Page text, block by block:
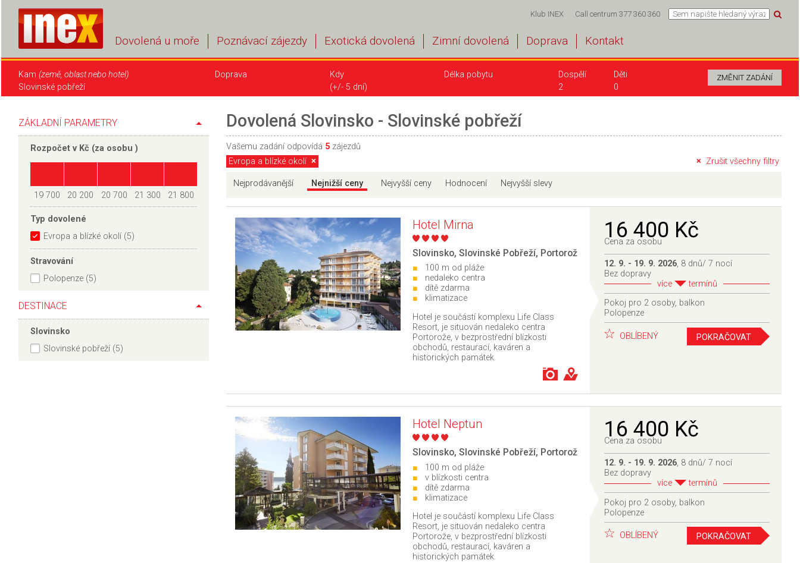
Klub INEX Call centrum 377 360 360
Dovolená u moře Poznávací zájezdy Exotická dovolená Zimní dovolená Doprava Kontakt
Kam (země, oblast nebo hotel)
Slovinské pobřeží
Doprava
Kdy
(+/- 5 dní)
Délka pobytu
Dospělí
2
Děti
0
ZÁKLADNÍ PARAMETRY
Rozpočet v Kč (za osobu )
19 700 20 200 20 700 21 300 21 800
Typ dovolené
Evropa a blízké okolí (5)
Stravování
Polopenze (5)
DESTINACE
Slovinsko
Slovinské pobřeží (5)
Dovolená Slovinsko - Slovinské pobřeží
Vašemu zadání odpovídá 5 zájezdů
Zrušit všechny filtry
Evropa a blízké okolí
Nejprodávanější Nejnižší ceny Nejvyšší ceny Hodnocení Nejvyšší slevy
Hotel Mirna
Slovinsko,Slovinské Pobřeží, Portorož
100 m od pláže
nedaleko centra
dítě zdarma
klimatizace
Hotel je součástí komplexu Life Class
Resort, je situován nedaleko centra
Portorože, v bezprostřední blízkosti
obchodů, restaurací, kaváren a
historických památek.
16 400 Kč
Cena za osobu
12. 9. - 19. 9. 2026, 8 dnů/ 7 nocí
Bez dopravy
více
termínů
Pokoj pro 2 osoby, balkon
Polopenze
OBLÍBENÝ POKRAČOVAT
Hotel Neptun
Slovinsko,Slovinské Pobřeží, Portorož
100 m od pláže
v blízkosti centra
dítě zdarma
klimatizace
Hotel je součástí komplexu Life Class
Resort, je situován nedaleko centra
Portorože, v bezprostřední blízkosti
obchodů, restaurací, kaváren a
historických památek.
16 400 Kč
Cena za osobu
12. 9. - 19. 9. 2026, 8 dnů/ 7 nocí
Bez dopravy
více
termínů
Pokoj pro 2 osoby, balkon
Polopenze
OBLÍBENÝ POKRAČOVAT